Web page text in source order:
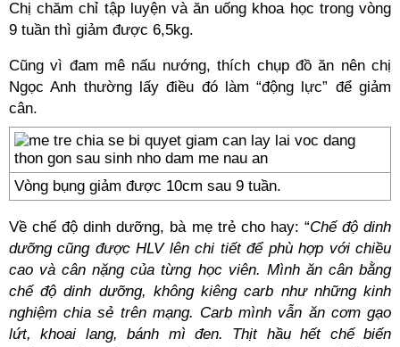
Chị chăm chỉ tập luyện và ăn uống khoa học trong vòng
9 tuần thì giảm được 6,5kg.
Cũng vì đam mê nấu nướng, thích chụp đồ ăn nên chị
Ngọc Anh thường lấy điều đó làm “động lực” để giảm
cân.
Vòng bụng giảm được 10cm sau 9 tuần.
Về chế độ dinh dưỡng, bà mẹ trẻ cho hay: “Chế độ dinh
dưỡng cũng được HLV lên chi tiết để phù hợp với chiều
cao và cân nặng của từng học viên. Mình ăn cân bằng
chế độ dinh dưỡng, không kiêng carb như những kinh
nghiệm chia sẻ trên mạng. Carb mình vẫn ăn cơm gạo
lứt, khoai lang, bánh mì đen. Thịt hầu hết chế biến